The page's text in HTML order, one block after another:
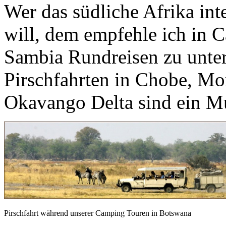
Wer das südliche Afrika
will, dem empfehle ich in
Sambia Rundreisen zu
Pirschfahrten in Chobe,
Okavango Delta sind ein
Pirschfahrt während unserer Camping Touren in Botswana